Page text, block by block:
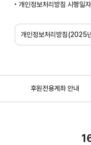
개인정보처리방침 시행
개인정보처리방침(2025
후원전용계좌 안내